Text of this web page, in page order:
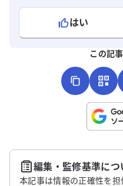
はい
こちらは送信専用のフォ
この記
編集・監修基準につ
本記事は情報の正確性を